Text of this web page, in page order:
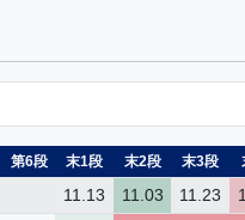
，包括所有比賽
第6段 末1段 末2段 末3段
11.13 11.03 11.23